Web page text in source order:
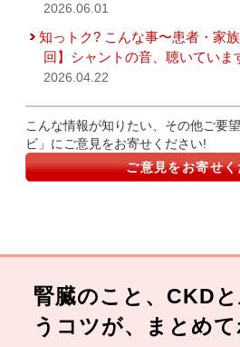
2026.06.01
知っトク? こんな事〜患者・家
回】シャントの音、聴いていま
2026.04.22
こんな情報が知りたい、その他ご要
ビ」にご意見をお寄せください!
ご意見をお寄せ
腎臓のこと、CKD
うコツが、まとめて